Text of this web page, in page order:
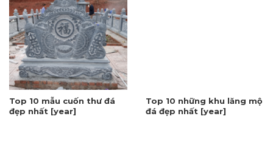
Top 10 mẫu cuốn thư đá
đẹp nhất [year]
Top 10 những khu lăng mộ
đá đẹp nhất [year]